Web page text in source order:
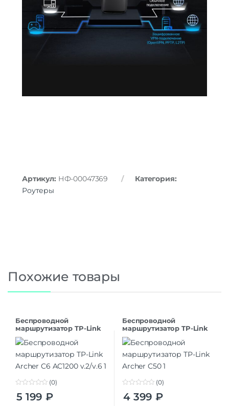
Артикул: НФ-00047369
Категория:
Роутеры
Похожие товары
Беспроводной
маршрутизатор TP-Link
Archer C6 AC1200 v.2/v.6
o
(0)
5 199 ₽
Беспроводной
маршрутизатор TP-Link
Archer C50
o
(0)
4 399 ₽